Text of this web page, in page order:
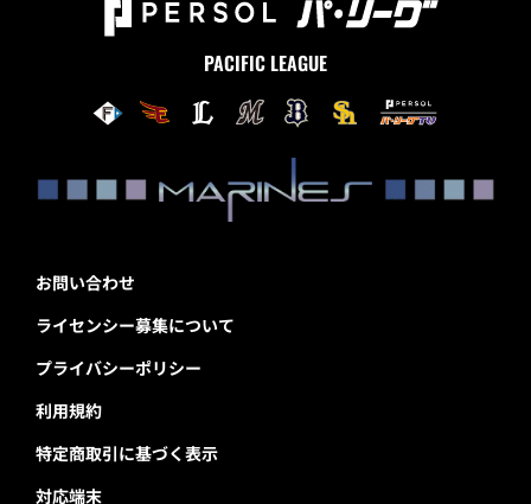
PACIFIC LEAGUE
お問い合わせ
ライセンシー募集について
プライバシーポリシー
利用規約
特定商取引に基づく表示
対応端末